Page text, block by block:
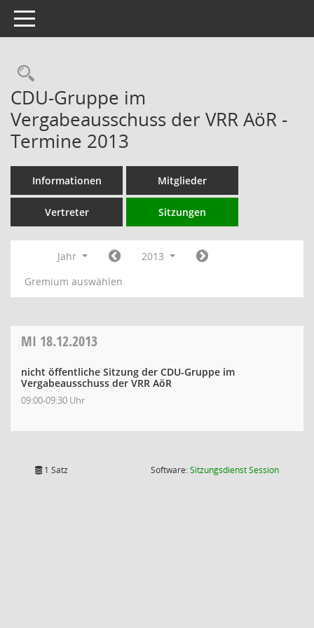
Toggle navigation
Rechercheauswahl
CDU-Gruppe im
Vergabeausschuss der VRR AöR -
Termine 2013
Informationen Mitglieder
Vertreter Sitzungen
Jahr
2013
Gremium auswählen
MI 18.12.2013
nicht öffentliche Sitzung der CDU-Gruppe im
Vergabeausschuss der VRR AöR
09:00-09:30 Uhr
1 Satz Software:SitzungsdienstSession(Wird in